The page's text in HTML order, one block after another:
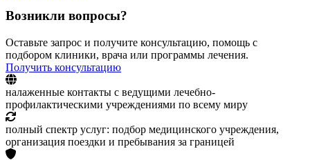
Возникли вопросы?
Оставьте запрос и получите консультацию, помощь с
подбором клиники, врача или программы лечения.
Получить консультацию
налаженные контакты с ведущими лечебно-
профилактическими учреждениями по всему миру
полный спектр услуг: подбор медицинского учреждения,
организация поездки и пребывания за границей